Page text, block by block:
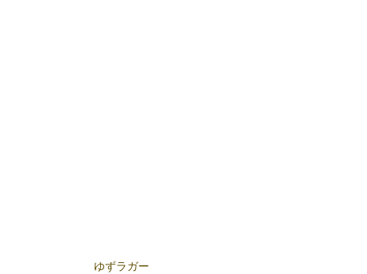
ゆずラガー